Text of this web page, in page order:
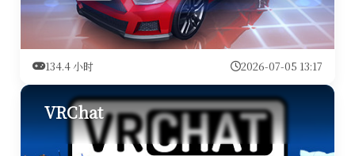
134.4 小时 2026-07-05 13:17
VRChat